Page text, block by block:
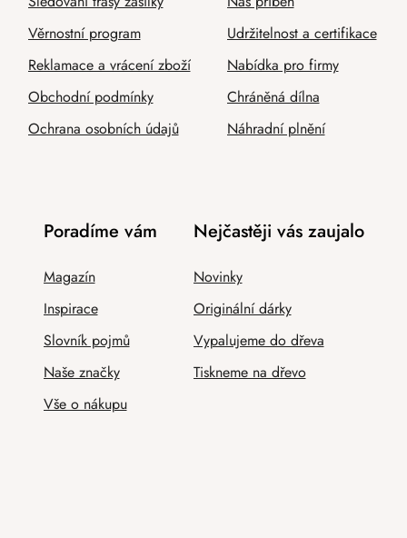
Věrnostní program
Reklamace a vrácení zboží
Obchodní podmínky
Ochrana osobních údajů
Udržitelnost a certifikace
Nabídka pro firmy
Chráněná dílna
Náhradní plnění
Poradíme vám
Magazín
Inspirace
Slovník pojmů
Naše značky
Vše o nákupu
Nejčastěji vás zaujalo
Novinky
Originální dárky
Vypalujeme do dřeva
Tiskneme na dřevo